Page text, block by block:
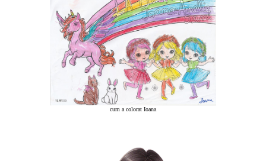
cum a colorat Ioana